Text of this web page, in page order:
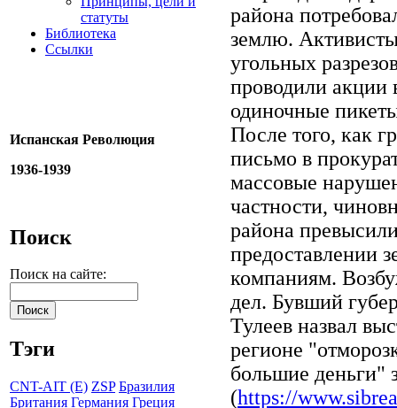
статуты
Библиотека
Ссылки
Испанская Революция
1936-1939
Поиск
Поиск на сайте:
Тэги
CNT-AIT (E) ZSP Бразилия
Британия Германия Греция
района
землю.
угольных
проводили акции
одиночные
После того, как
письмо в
массовые
частности,
района
предоставлении
компаниям.
дел. Бувший
Тулеев назвал
регионе
большие деньги"
(https://